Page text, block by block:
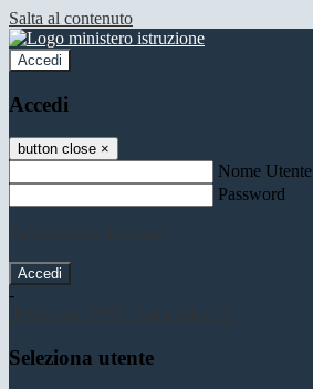
Salta al contenuto
Accedi
Accedi
button close ×
Nome Utente
Password
-
Seleziona utente